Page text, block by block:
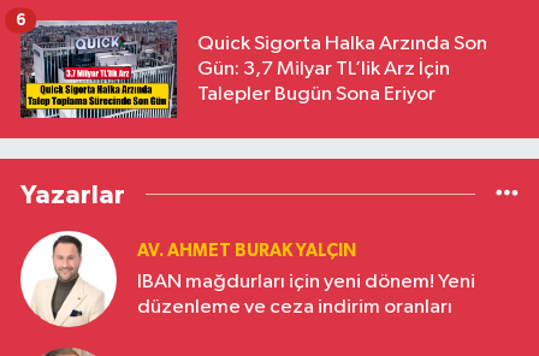
Quick Sigorta Halka Arzında Son
Gün: 3,7 Milyar TL’lik Arz İçin
Talepler Bugün Sona Eriyor
6
Yazarlar
AV. AHMET BURAK YALÇIN
IBAN mağdurları için yeni dönem! Yeni
düzenleme ve ceza indirim oranları